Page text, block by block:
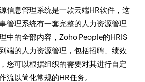
信息管理系统是一款云端HR软件，这
管理系统有一套完整的人力资源管理
中的全部内容，Zoho People的HRIS
端的人力资源管理，包括招聘、绩效
您可以根据组织的需要对其进行自定
流以简化常规的HR任务。